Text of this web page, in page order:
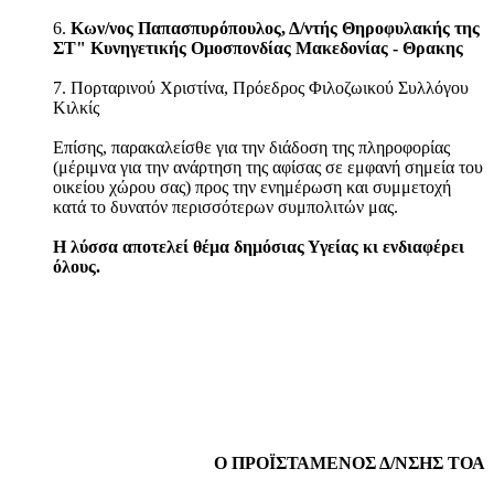
6. Κων/νος Παπασπυρόπουλος, Δ/ντής Θηροφυλακής της
ΣΤ" Κυνηγετικής Ομοσπονδίας Μακεδονίας - Θρακης
7. Πορταρινού Χριστίνα, Πρόεδρος Φιλοζωικού Συλλόγου
Κιλκίς
Επίσης, παρακαλείσθε για την διάδοση της πληροφορίας
(μέριμνα για την ανάρτηση της αφίσας σε εμφανή σημεία του
οικείου χώρου σας) προς την ενημέρωση και συμμετοχή
κατά το δυνατόν περισσότερων συμπολιτών μας.
Η λύσσα αποτελεί θέμα δημόσιας Υγείας κι ενδιαφέρει
όλους.
Ο ΠΡΟΪΣΤΑΜΕΝΟΣ Δ/ΝΣΗΣ ΤΟΑ